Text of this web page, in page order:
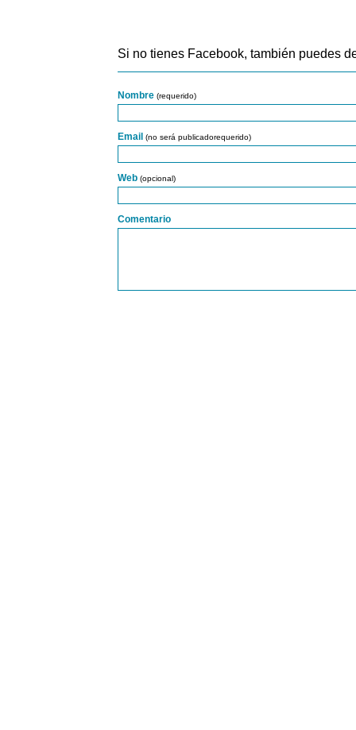
Si no tienes Facebook, también puedes
Nombre (requerido)
Email (no será publicadorequerido)
Web (opcional)
Comentario